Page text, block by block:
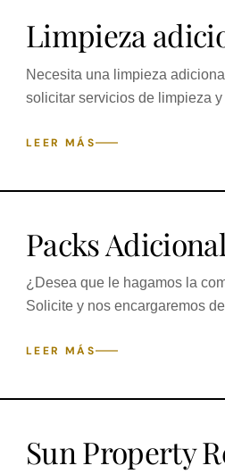
Limpieza
Necesita una limpieza
solicitar servicios de limpieza
LEER MÁS
Packs
¿Desea que le hagamos la
Solicite y nos encargaremos
LEER MÁS
Sun Property